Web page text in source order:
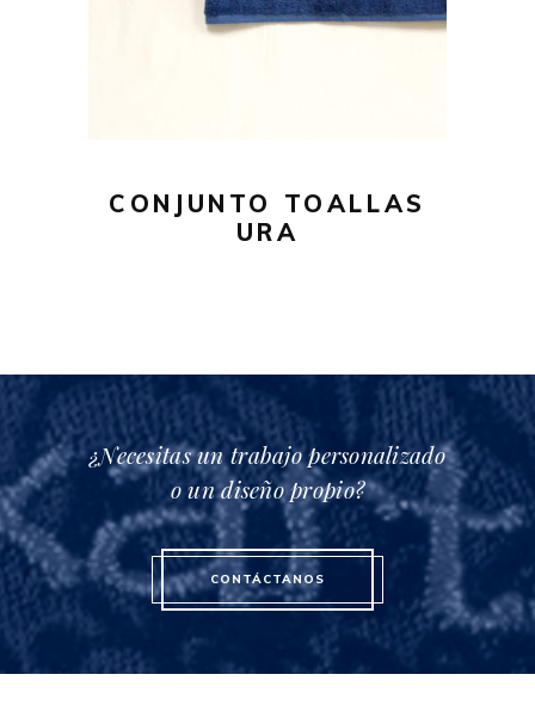
20,00€
tiene
múltiples
pueden
producto
CONJUNTO TOALLAS
URA
¿Necesitas un trabajo personalizado
o un diseño propio?
CONTÁCTANOS